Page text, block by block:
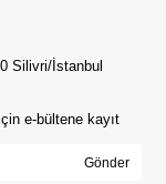
Silivri/İstanbul
e-bültene kayıt
Gönder